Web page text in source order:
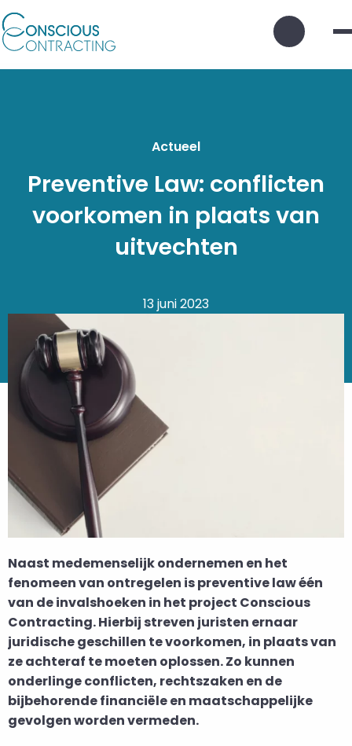
Zoek
knop
Actueel
Preventive Law: conflicten
voorkomen in plaats van
uitvechten
13 juni 2023
Naast medemenselijk ondernemen en het
fenomeen van ontregelen is preventive law één
van de invalshoeken in het project Conscious
Contracting. Hierbij streven juristen ernaar
juridische geschillen te voorkomen, in plaats van
ze achteraf te moeten oplossen. Zo kunnen
onderlinge conflicten, rechtszaken en de
bijbehorende financiële en maatschappelijke
gevolgen worden vermeden.